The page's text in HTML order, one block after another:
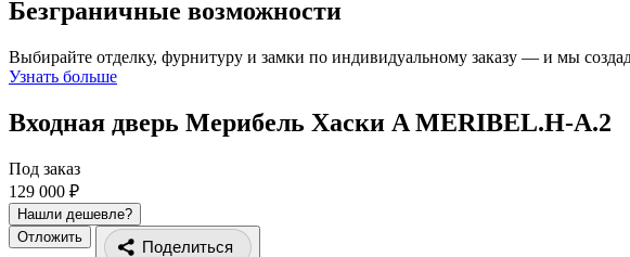
Безграничные возможности
Выбирайте отделку, фурнитуру и замки по индивидуальному заказу — и мы
Узнать больше
Входная дверь Мерибель Хаски A MERIBEL.H-A.2
Под заказ
129 000 ₽
Нашли дешевле?
Отложить
Поделиться